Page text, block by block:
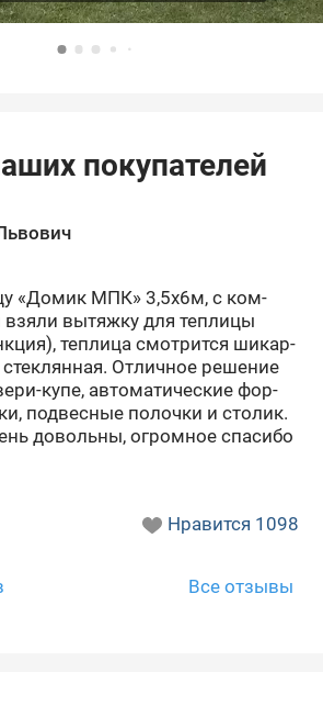
покупателей
«Домик МПК» 3,5х6м, с ком­
взяли вы­тяж­ку для теп­ли­цы
теп­ли­ца смот­рит­ся ши­кар­
От­лич­ное ре­ше­ние
​купе, ав­то­ма­ти­че­ские фор­
под­вес­ные по­лоч­ки и сто­лик.
до­воль­ны, огром­ное спа­си­бо
Нравится 1098
Все отзывы